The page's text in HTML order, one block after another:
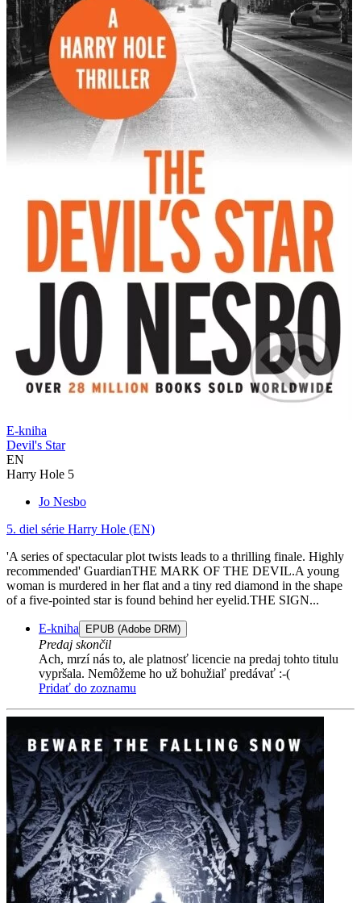
E-kniha
Devil's Star
EN
Harry Hole 5
Jo Nesbo
5. diel série Harry Hole (EN)
'A series of spectacular plot twists leads to a thrilling finale. Highly
recommended' GuardianTHE MARK OF THE DEVIL.A young
woman is murdered in her flat and a tiny red diamond in the shape
of a five-pointed star is found behind her eyelid.THE SIGN...
E-kniha EPUB (Adobe DRM)
Predaj skončil
Ach, mrzí nás to, ale platnosť licencie na predaj tohto titulu
vypršala. Nemôžeme ho už bohužiaľ predávať :-(
Pridať do zoznamu